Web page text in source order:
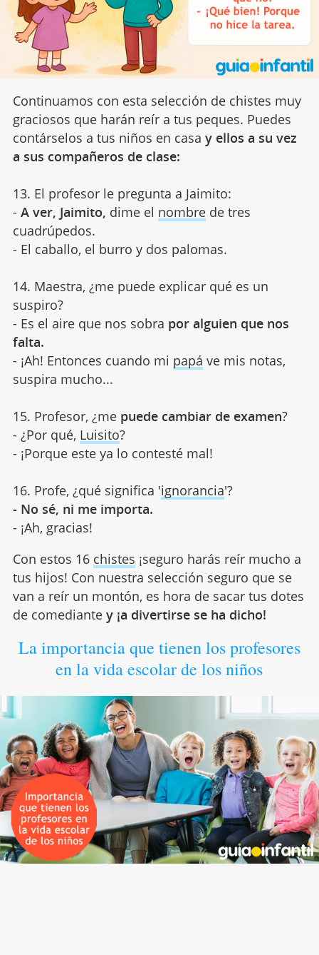
Continuamos con esta selección de chistes muy
graciosos que harán reír a tus peques. Puedes
contárselos a tus niños en casa y ellos a su vez
a sus compañeros de clase:
13. El profesor le pregunta a Jaimito:
- A ver, Jaimito, dime el nombrede tres
cuadrúpedos.
- El caballo, el burro y dos palomas.
14. Maestra, ¿me puede explicar qué es un
suspiro?
- Es el aire que nos sobra por alguien que nos
falta.
- ¡Ah! Entonces cuando mi papá ve mis notas,
suspira mucho...
15. Profesor, ¿me puede cambiar de examen?
- ¿Por qué, Luisito?
- ¡Porque este ya lo contesté mal!
16. Profe, ¿qué significa 'ignorancia'?
- No sé, ni me importa.
- ¡Ah, gracias!
Con estos 16 chistes ¡seguro harás reír mucho a
tus hijos! Con nuestra selección seguro que se
van a reír un montón, es hora de sacar tus dotes
de comediantey ¡a divertirse se ha dicho!
La importancia que tienen los profesores
en la vida escolar de los niños